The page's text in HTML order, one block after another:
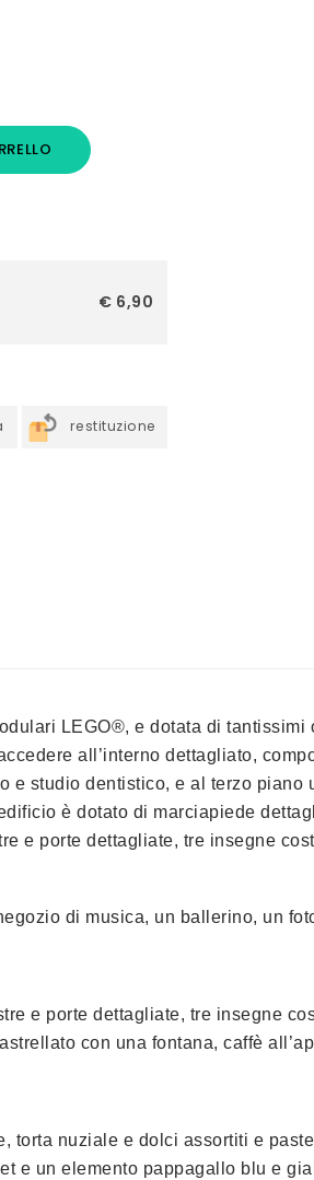
€ 6,90
restituzione
LEGO®, e dotata di tantissimi
all’interno dettagliato,
e studio dentistico, e al terzo piano
è dotato di marciapiede
e porte dettagliate, tre insegne
di musica, un ballerino, un
e porte dettagliate, tre insegne
con una fontana, caffè
torta nuziale e dolci assortiti e
e un elemento pappagallo blu e